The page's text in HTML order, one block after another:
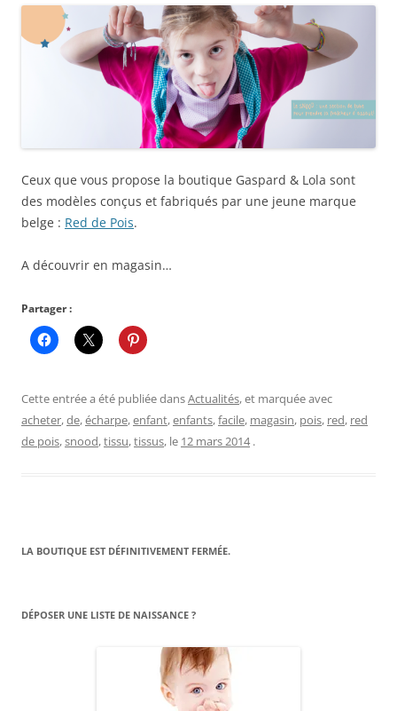
Ceux que vous propose la boutique Gaspard & Lola sont
des modèles conçus et fabriqués par une jeune marque
belge : Red de Pois.
A découvrir en magasin…
Partager :
Cette entrée a été publiée dansActualités, et marquée avec
acheter,de,écharpe,enfant,enfants,facile, magasin, pois, red, red
de pois,snood,tissu,tissus, le 12 mars 2014 .
LA BOUTIQUE EST DÉFINITIVEMENT FERMÉE.
DÉPOSER UNE LISTE DE NAISSANCE ?